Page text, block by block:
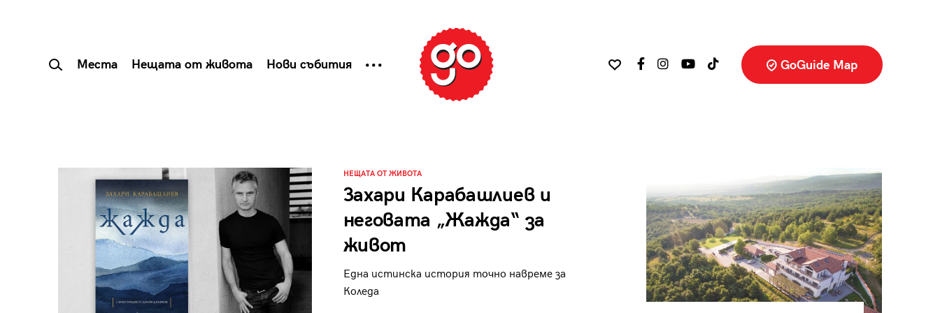
Места Нещата от живота Нови събития GoGuide Map
НЕЩАТА ОТ ЖИВОТА
Захари Карабашлиев и
неговата „Жажда“ за
живот
Една истинска история точно навреме за
Коледа